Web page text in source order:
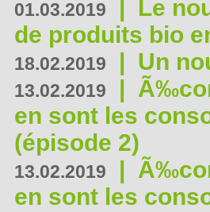
01.03.2019
Le
de produits bio
18.02.2019 | Un
13.02.2019 |
en sont les
(épisode 2)
13.02.2019 |
en sont les